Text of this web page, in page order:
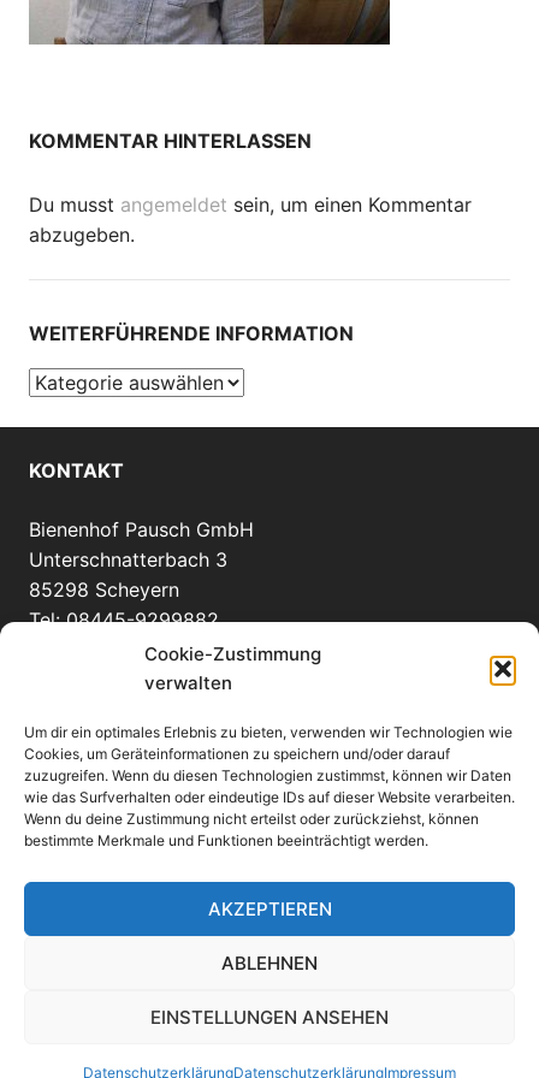
Cookie-Zustimmung
verwalten
Um dir ein optimales Erlebnis zu bieten, verwenden wir Technologien wie
Cookies, um Geräteinformationen zu speichern und/oder darauf
zuzugreifen. Wenn du diesen Technologien zustimmst, können wir Daten
wie das Surfverhalten oder eindeutige IDs auf dieser Website verarbeiten.
Wenn du deine Zustimmung nicht erteilst oder zurückziehst, können
bestimmte Merkmale und Funktionen beeinträchtigt werden.
AKZEPTIEREN
ABLEHNEN
EINSTELLUNGEN ANSEHEN
DatenschutzerklärungDatenschutzerklärungImpressum
KOMMENTAR HINTERLASSEN
Du musst angemeldet sein, um einen Kommentar
abzugeben.
WEITERFÜHRENDE INFORMATION
Weiterführende
KONTAKT
Bienenhof Pausch GmbH
Unterschnatterbach 3
85298 Scheyern
Tel: 08445-9299882
info(at)bienenhof-pausch.de
WEITERE INFORMATIONEN
Anfahrt
eMail an uns